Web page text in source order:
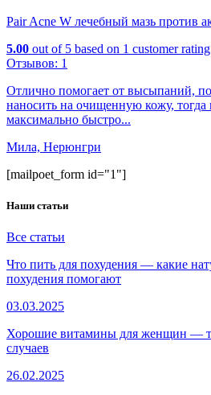
Pair Acne W лечебный мазь против
5.00 out of 5 based on 1 customer rating
Отзывов: 1
Отлично помогает от высыпаний,
наносить на очищенную кожу,
максимально быстро...
Мила, Нерюнгри
[mailpoet_form id="1"]
Наши статьи
Все статьи
Что пить для похудения — какие
похудения помогают
03.03.2025
Хорошие витамины для женщин —
случаев
26.02.2025